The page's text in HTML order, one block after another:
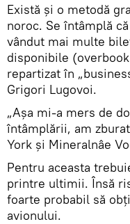
Există și o metodă
noroc. Se întâmplă
vândut mai multe
disponibile
repartizat în
Grigori Lugovoi.
„Așa mi-a mers de
întâmplării, am
York și Mineralnâe
Pentru aceasta
printre ultimii. Însă
foarte probabil să
avionului.